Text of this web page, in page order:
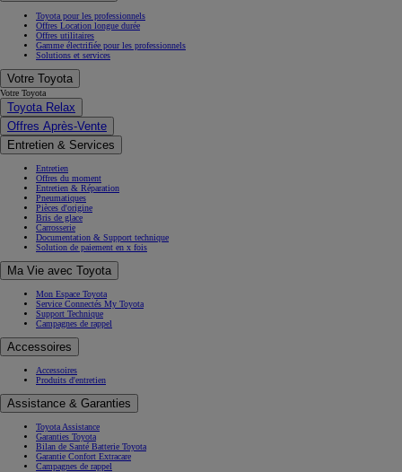
Toyota pour les professionnels
Offres Location longue durée
Offres utilitaires
Gamme électrifiée pour les professionnels
Solutions et services
Votre Toyota
Votre Toyota
Toyota Relax
Offres Après-Vente
Entretien & Services
Entretien
Offres du moment
Entretien & Réparation
Pneumatiques
Pièces d'origine
Bris de glace
Carrosserie
Documentation & Support technique
Solution de paiement en x fois
Ma Vie avec Toyota
Mon Espace Toyota
Service Connectés My Toyota
Support Technique
Campagnes de rappel
Accessoires
Accessoires
Produits d'entretien
Assistance & Garanties
Toyota Assistance
Garanties Toyota
Bilan de Santé Batterie Toyota
Garantie Confort Extracare
Campagnes de rappel